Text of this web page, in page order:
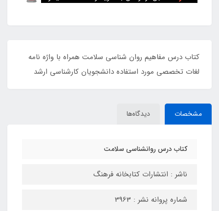
کتاب درس مفاهیم روان شناسی سلامت همراه با واژه نامه
لغات تخصصی مورد استفاده دانشجویان کارشناسی ارشد
مشخصات دیدگاه‌ها
کتاب درس روانشناسی سلامت
ناشر : انتشارات کتابخانه فرهنگ
شماره پروانه نشر : 3963